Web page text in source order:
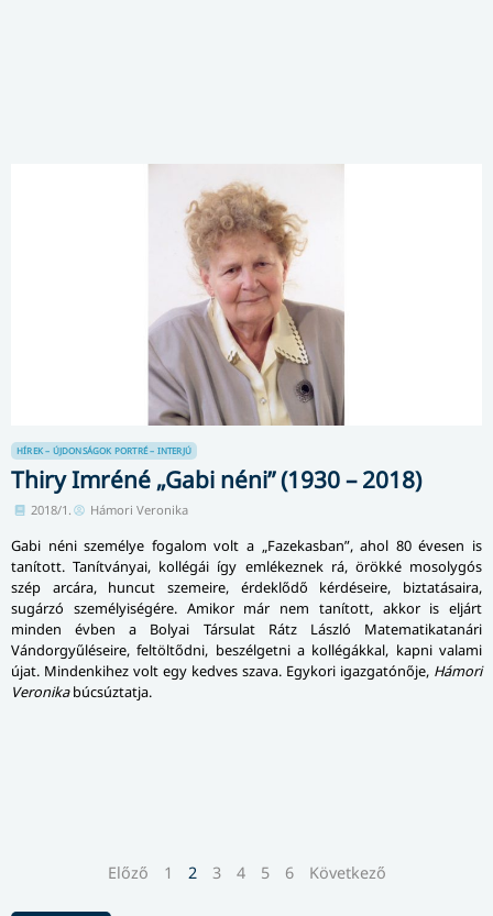
HÍREK – ÚJDONSÁGOK PORTRÉ – INTERJÚ
Thiry Imréné „Gabi néni” (1930 – 2018)
2018/1. Hámori Veronika
Gabi néni személye fogalom volt a „Fazekasban”, ahol 80 évesen is
tanított. Tanítványai, kollégái így emlékeznek rá, örökké mosolygós
szép arcára, huncut szemeire, érdeklődő kérdéseire, biz­ta­tá­sa­i­ra,
sugárzó személyiségére. Amikor már nem tanított, akkor is eljárt
minden évben a Bolyai Társulat Rátz László Ma­te­ma­ti­ka­ta­ná­ri
Vándorgyűléseire, feltöltődni, beszélgetni a kollégákkal, kapni valami
újat. Mindenkihez volt egy kedves szava. Egykori igazgatónője, Hámori
Veronikabúcsúztatja.
Előző 1 2 3 4 5 6 Következő